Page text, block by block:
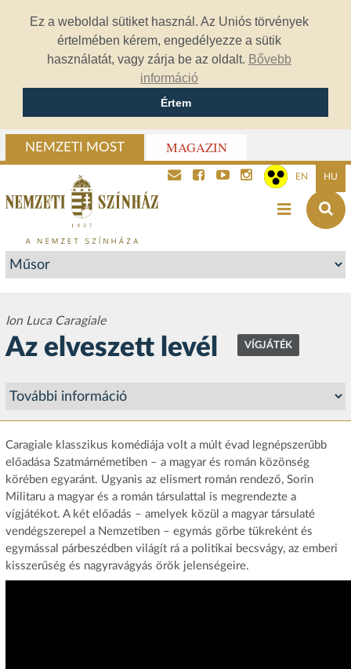
Ez a weboldal sütiket használ. Az Uniós törvények
értelmében kérem, engedélyezze a sütik
használatát, vagy zárja be az oldalt. Bővebb
információ
Értem
NEMZETI MOST MAGAZIN
EN HU
Ion Luca Caragiale
Az elveszett levél VÍGJÁTÉK
Caragiale klasszikus komédiája volt a múlt évad legnépszerűbb
előadása Szatmárnémetiben – a magyar és román közönség
körében egyaránt. Ugyanis az elismert román rendező, Sorin
Militaru a magyar és a román társulattal is megrendezte a
vígjátékot. A két előadás – amelyek közül a magyar társulaté
vendégszerepel a Nemzetiben – egymás görbe tükreként és
egymással párbeszédben világít rá a politikai becsvágy, az emberi
kisszerűség és nagyravágyás örök jelenségeire.